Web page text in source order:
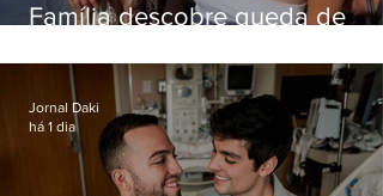
Família descobre queda de
enquanto aguardava segundo
voo
Jornal Daki
há 1 dia